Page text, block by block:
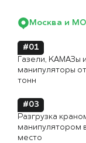
Москва и
#01
Газели, КАМАЗы и
манипуляторы
тонн
#03
Разгрузка
манипулятором
место